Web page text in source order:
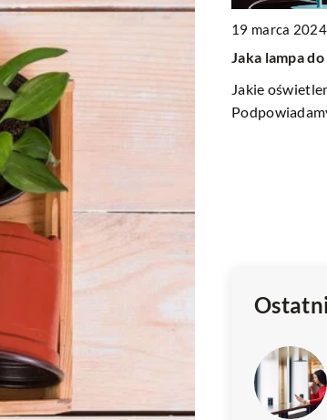
roślin
wnętrz i ogrodu
mogą dodać
wnętrzu i
kreatywnie je
do swojego
19 marca 2024
Jaka lampa do sypialni
Jakie oświetlenie do
Podpowiadamy w dalszej